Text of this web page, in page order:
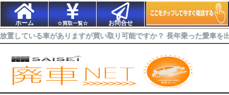
ホーム ☆買取一覧☆ お問合せ
ありますが買い取り可能ですか？ 長年乗った愛車を出来るだけ高